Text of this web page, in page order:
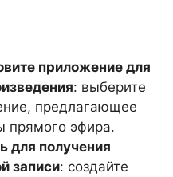
приложение для
: выберите
предлагающее
прямого эфира.
для получения
записи: создайте